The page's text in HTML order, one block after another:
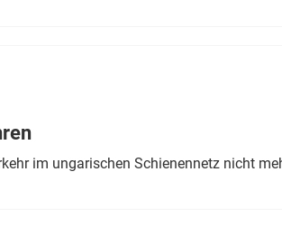
im ungarischen Schienennetz nicht